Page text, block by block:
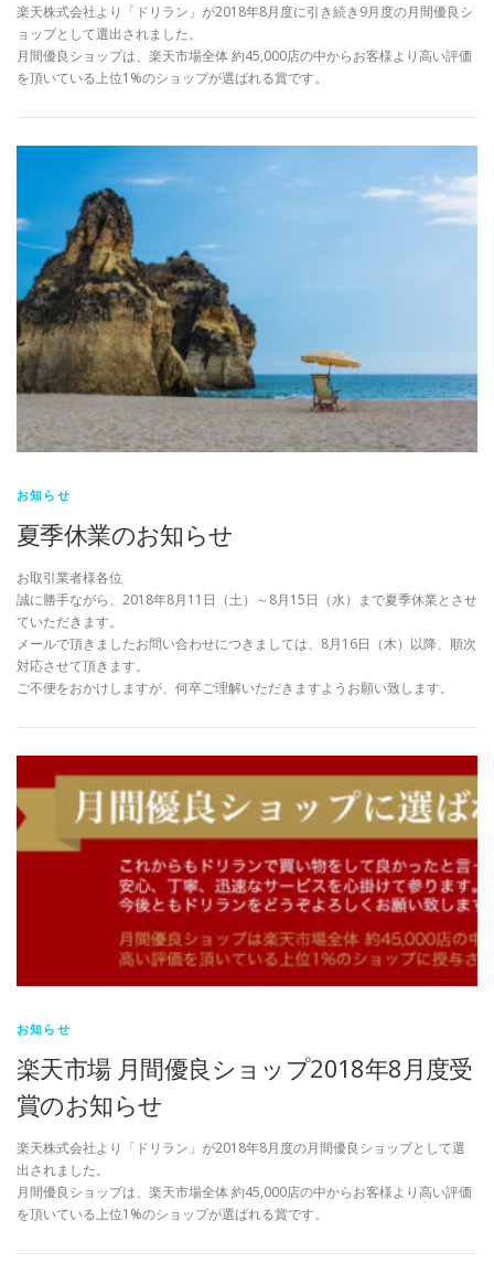
楽天株式会社より「ドリラン」が2018年8月度に引き続き9月度の月間優良シ
ョップとして選出されました。
月間優良ショップは、楽天市場全体 約45,000店の中からお客様より高い評価
を頂いている上位1%のショップが選ばれる賞です。
お知らせ
夏季休業のお知らせ
お取引業者様各位
誠に勝手ながら、2018年8月11日（土）～8月15日（水）まで夏季休業とさせ
ていただきます。
メールで頂きましたお問い合わせにつきましては、8月16日（木）以降、順次
対応させて頂きます。
ご不便をおかけしますが、何卒ご理解いただきますようお願い致します。
お知らせ
楽天市場 月間優良ショップ2018年8月度受
賞のお知らせ
楽天株式会社より「ドリラン」が2018年8月度の月間優良ショップとして選
出されました。
月間優良ショップは、楽天市場全体 約45,000店の中からお客様より高い評価
を頂いている上位1%のショップが選ばれる賞です。